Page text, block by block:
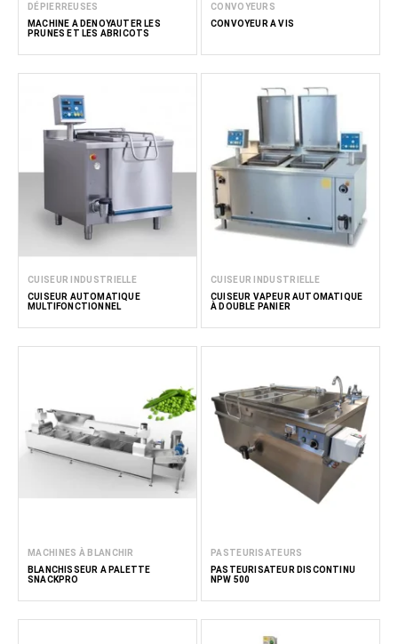
DÉPIERREUSES
MACHINE À DÉNOYAUTER LES
PRUNES ET LES ABRICOTS
CONVOYEURS
CONVOYEUR À VIS
CUISEUR INDUSTRIELLE
CUISEUR AUTOMATIQUE
MULTIFONCTIONNEL
CUISEUR INDUSTRIELLE
CUISEUR VAPEUR AUTOMATIQUE
À DOUBLE PANIER
MACHINES À BLANCHIR
BLANCHISSEUR À PALETTE
SNACKPRO
PASTEURISATEURS
PASTEURISATEUR DISCONTINU
NPW 500